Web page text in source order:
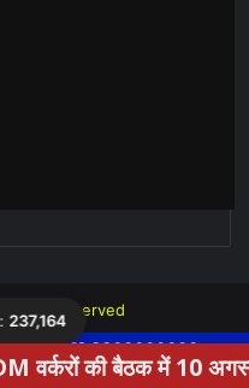
Reserved
237,164
+91 8809666000
में 10 अगस्त के आंदोलन को